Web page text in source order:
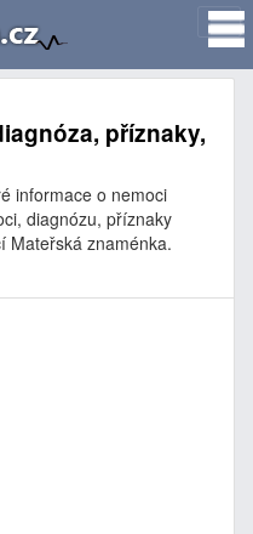
příznaky,
informace o nemoci
diagnózu, příznaky
Mateřská znaménka.